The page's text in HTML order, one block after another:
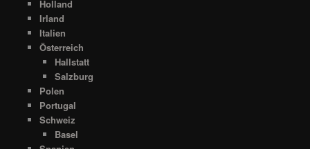
Holland
Irland
Italien
Österreich
Hallstatt
Salzburg
Polen
Portugal
Schweiz
Basel